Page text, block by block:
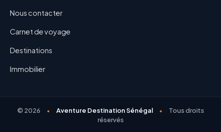
Nous contacter
Carnet de voyage
Destinations
Immobilier
© 2026 Aventure Destination Sénégal
Tous droits
réservés